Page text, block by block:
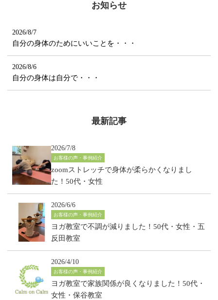
お知らせ
2026/8/7
自分の身体のためにいいことを・・・
2026/8/6
自分の身体は自分で・・・
最新記事
2026/7/8
お客様の声・事例紹介
zoomストレッチで身体が柔らかくなりまし
た！50代・女性
2026/6/6
お客様の声・事例紹介
ヨガ教室で不調が減りました！50代・女性・五
反田教室
2026/4/10
お客様の声・事例紹介
ヨガ教室で家族関係が良くなりました！50代・
女性・保谷教室